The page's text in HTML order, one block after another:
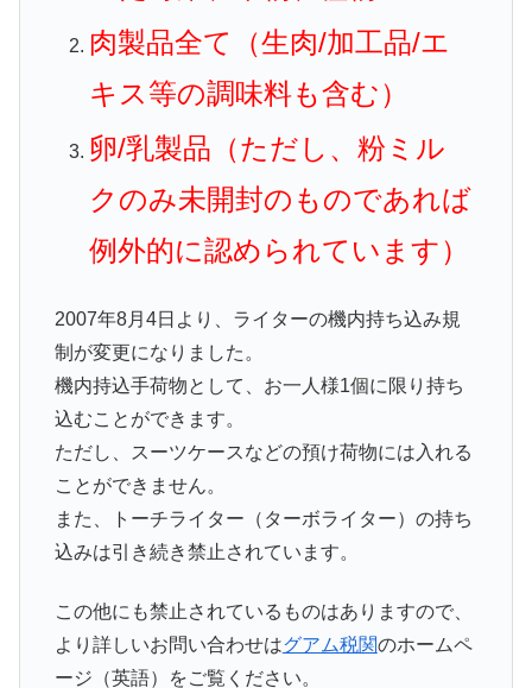
肉製品全て（生肉/加工品/エ
キス等の調味料も含む）
卵/乳製品（ただし、粉ミル
クのみ未開封のものであれば
例外的に認められています）
2007年8月4日より、ライターの機内持ち込み規
制が変更になりました。
機内持込手荷物として、お一人様1個に限り持ち
込むことができます。
ただし、スーツケースなどの預け荷物には入れる
ことができません。
また、トーチライター（ターボライター）の持ち
込みは引き続き禁止されています。
この他にも禁止されているものはありますので、
より詳しいお問い合わせはグアム税関のホームペ
ージ（英語）をご覧ください。